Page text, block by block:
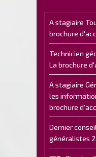
A stagiaire
brochure
Technicien
La brochure
A stagiaire
les
brochure
Dernier
généralistes